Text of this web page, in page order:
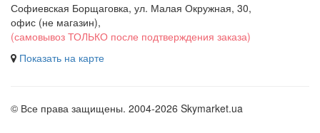
Софиевская Борщаговка, ул. Малая Окружная, 30,
офис (не магазин),
(самовывоз ТОЛЬКО после подтверждения заказа)
Показать на карте
© Все права защищены. 2004-2026 Skymarket.ua